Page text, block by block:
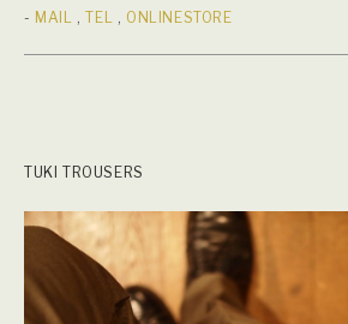
- MAIL ,TEL , ONLINESTORE
TUKI TROUSERS